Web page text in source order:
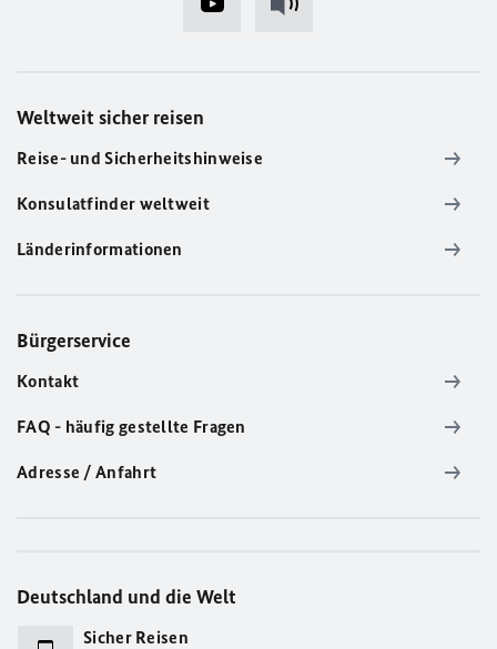
Weltweit sicher reisen
Reise- und Sicherheitshinweise
Konsulatfinder weltweit
Länderinformationen
Bürgerservice
Kontakt
FAQ - häufig gestellte Fragen
Adresse / Anfahrt
Deutschland und die Welt
Sicher Reisen